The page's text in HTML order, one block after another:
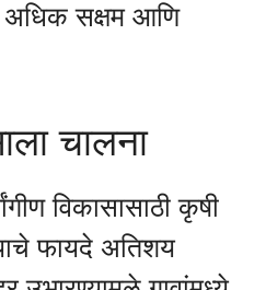
अधिक सक्षम आणि
चालना
विकासासाठी कृषी
फायदे अतिशय